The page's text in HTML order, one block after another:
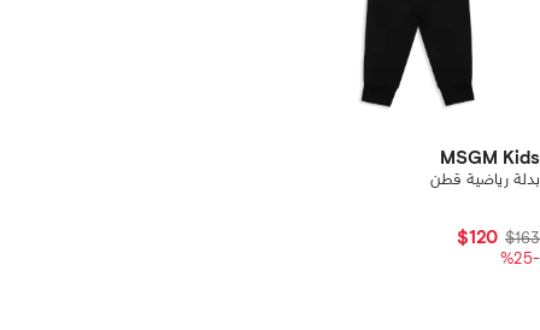
MSGM Kids
بدلة رياضية قطن
$163
$120
-%25